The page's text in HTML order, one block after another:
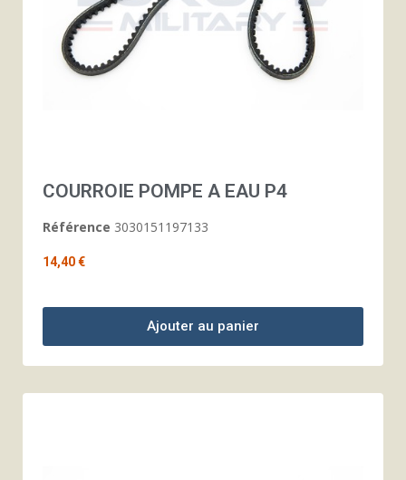
COURROIE POMPE A EAU P4
Référence 3030151197133
14,40 €
Ajouter au panier